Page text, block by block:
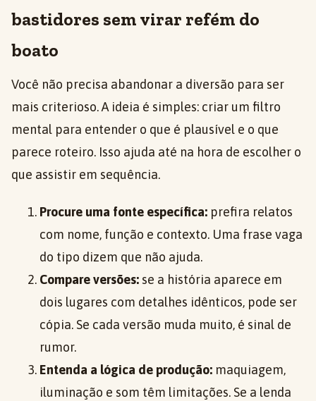
bastidores sem virar refém do
boato
Você não precisa abandonar a diversão para ser
mais criterioso. A ideia é simples: criar um filtro
mental para entender o que é plausível e o que
parece roteiro. Isso ajuda até na hora de escolher o
que assistir em sequência.
Procure uma fonte específica: prefira relatos
com nome, função e contexto. Uma frase vaga
do tipo dizem que não ajuda.
Compare versões: se a história aparece em
dois lugares com detalhes idênticos, pode ser
cópia. Se cada versão muda muito, é sinal de
rumor.
Entenda a lógica de produção: maquiagem,
iluminação e som têm limitações. Se a lenda